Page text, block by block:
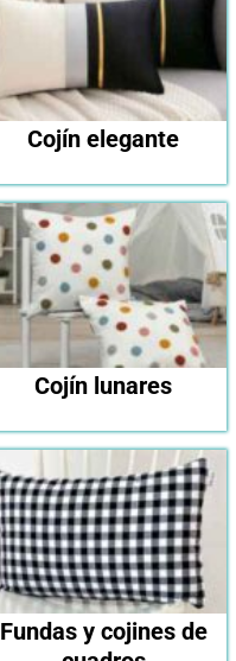
Cojín elegante
Cojín lunares
Fundas y cojines de